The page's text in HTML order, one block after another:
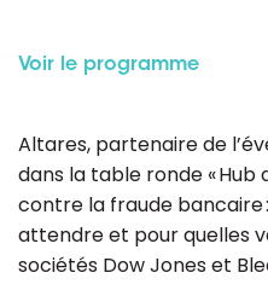
Voir le programme
Altares, partenaire de
dans la table ronde «
contre la fraude bancaire
attendre et pour quelles
sociétés Dow Jones et